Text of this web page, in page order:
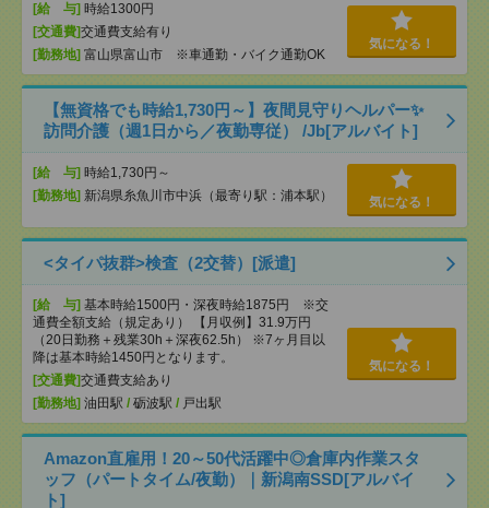
[給 与] 時給1300円
[交通費]交通費支給有り
[勤務地] 富山県富山市 ※車通勤・バイク通勤OK
気になる！
【無資格でも時給1,730円～】夜間見守りヘルパー✨
訪問介護（週1日から／夜勤専従） /Jb[アルバイト]
[給 与] 時給1,730円～
[勤務地] 新潟県糸魚川市中浜（最寄り駅：浦本駅） 気になる！
<タイパ抜群>検査（2交替）[派遣]
[給 与] 基本時給1500円・深夜時給1875円 ※交
通費全額支給（規定あり） 【月収例】31.9万円
（20日勤務＋残業30h＋深夜62.5h） ※7ヶ月目以
降は基本時給1450円となります。
[交通費]交通費支給あり
[勤務地] 油田駅 / 砺波駅 / 戸出駅
気になる！
Amazon直雇用！20～50代活躍中◎倉庫内作業スタ
ッフ（パートタイム/夜勤）｜新潟南SSD[アルバイ
ト]